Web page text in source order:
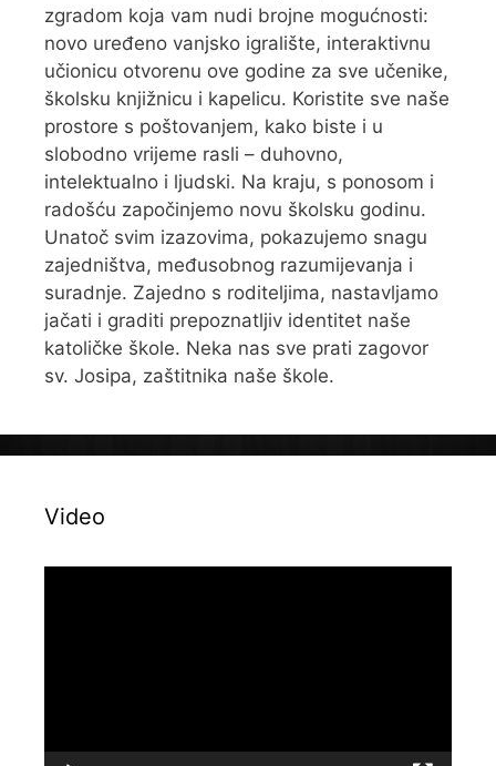
zgradom koja vam nudi brojne mogućnosti:
novo uređeno vanjsko igralište, interaktivnu
učionicu otvorenu ove godine za sve učenike,
školsku knjižnicu i kapelicu. Koristite sve naše
prostore s poštovanjem, kako biste i u
slobodno vrijeme rasli – duhovno,
intelektualno i ljudski. Na kraju, s ponosom i
radošću započinjemo novu školsku godinu.
Unatoč svim izazovima, pokazujemo snagu
zajedništva, međusobnog razumijevanja i
suradnje. Zajedno s roditeljima, nastavljamo
jačati i graditi prepoznatljiv identitet naše
katoličke škole. Neka nas sve prati zagovor
sv. Josipa, zaštitnika naše škole.
Video